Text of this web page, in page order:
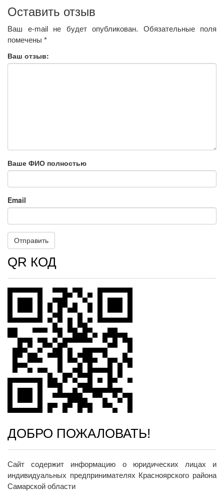
Оставить отзыв
Ваш e-mail не будет опубликован. Обязательные поля
помечены *
Ваш отзыв:
Ваше ФИО полностью
Email
QR КОД
ДОБРО ПОЖАЛОВАТЬ!
Сайт содержит информацию о юридических лицах и
индивидуальных предпринимателях Красноярского района
Самарской области